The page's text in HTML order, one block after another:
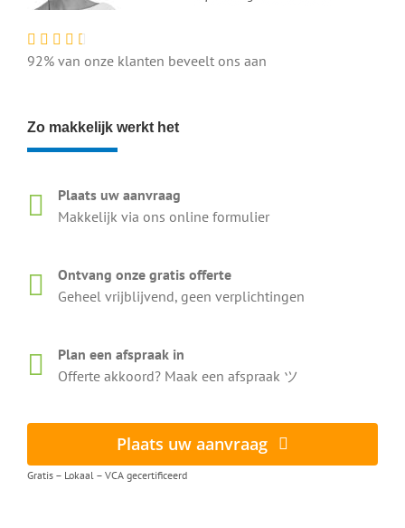
92% van onze klanten beveelt ons aan
Zo makkelijk werkt het
Plaats uw aanvraag
Makkelijk via ons online formulier
Ontvang onze gratis offerte
Geheel vrijblijvend, geen verplichtingen
Plan een afspraak in
Offerte akkoord? Maak een afspraak ツ
Plaats uw aanvraag
Gratis – Lokaal – VCA gecertificeerd